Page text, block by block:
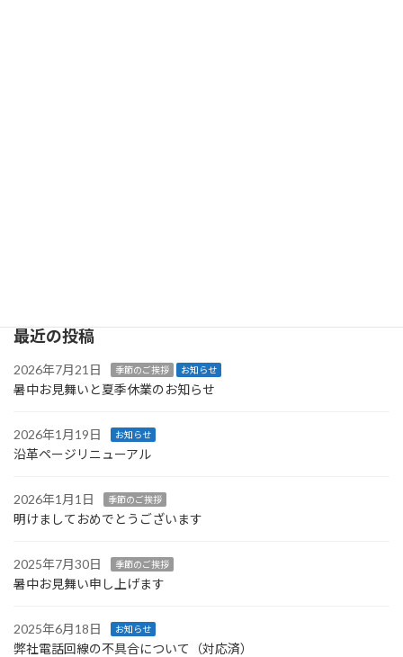
最近の投稿
2026年7月21日 季節のご挨拶 お知らせ
暑中お見舞いと夏季休業のお知らせ
2026年1月19日 お知らせ
沿革ページリニューアル
2026年1月1日 季節のご挨拶
明けましておめでとうございます
2025年7月30日 季節のご挨拶
暑中お見舞い申し上げます
2025年6月18日 お知らせ
弊社電話回線の不具合について（対応済）